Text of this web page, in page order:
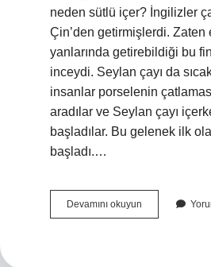
neden sütlü içer? İngilizler
Çin’den getirmişlerdi. Zaten
yanlarında getirebildiği bu
inceydi. Seylan çayı da
insanlar porselenin
aradılar ve Seylan çayı
başladılar. Bu gelenek ilk
başladı.…
Devamını okuyun
Çay